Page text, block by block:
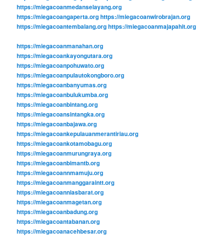
https://miegacoanmedanselayang.org
https://miegacoangaperta.orghttps://miegacoanwirobrajan.org
https://miegacoantembalang.orghttps://miegacoanmajapahit.org
https://miegacoanmanahan.org
https://miegacoankayongutara.org
https://miegacoanpohuwato.org
https://miegacoanpulautokongboro.org
https://miegacoanbanyumas.org
https://miegacoanbulukumba.org
https://miegacoanbintang.org
https://miegacoansintangka.org
https://miegacoanbajawa.org
https://miegacoankepulauanmerantiriau.org
https://miegacoankotamobagu.org
https://miegacoanmurungraya.org
https://miegacoanbimantb.org
https://miegacoannmamuju.org
https://miegacoanmanggaraintt.org
https://miegacoanniasbarat.org
https://miegacoanmagetan.org
https://miegacoanbadung.org
https://miegacoantabanan.org
https://miegacoanacehbesar.org